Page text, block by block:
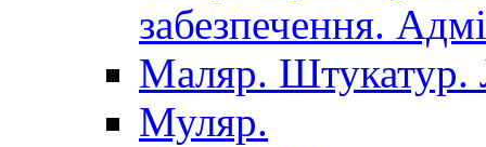
забезпечення.
Маляр. Штукатур.
Муляр.